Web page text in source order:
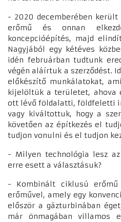
- 2020 decemberében került
erőmű és onnan
koncepcióépítés, majd
Nagyjából egy kétéves
idén februárban tudtunk
végén aláírtuk a szerződést.
előkészítő munkálatokat,
kijelöltük a területet, ahova
ott lévő földalatti, földfeletti
vagy kiváltottuk, hogy a
követően az építkezés el
tudjon vonulni és el tudjon
- Milyen technológia lesz
erre esett a választásuk?
- Kombinált ciklusú erőmű
erőművel, amely egy
először a gázturbinában
már önmagában